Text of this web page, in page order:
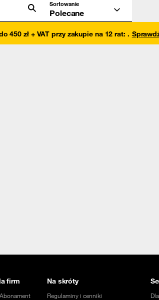
Sortowanie
Polecane
450 zł + VAT przy zakupie na 12 rat: .
firm Na skróty
Regulaminy i cenniki